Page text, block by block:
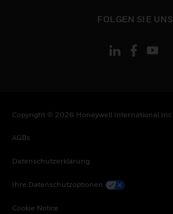
FOLGEN SIE UNS
Copyright © 2026 Honeywell International Inc
AGBs
Datenschutzerklärung
Ihre Datenschutzoptionen
Cookie Notice